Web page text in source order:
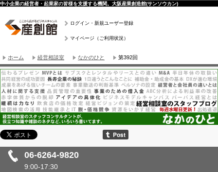
中小企業の経営者・起業家の皆様を支援する機関。大阪産業創造館(サンソウカン)
ログイン・新規ユーザー登録
マイページ（ご利用状況）
ホーム 経営相談室 なかのひと 第392回
06-6264-9820
9:00-17:30